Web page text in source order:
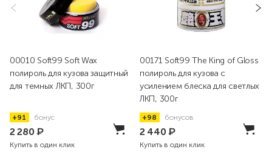
00010 Soft99 Soft Wax
полироль для кузова защитный
для темных ЛКП, 300г
+91 бонус
2 280₽
Купить в один клик
00171 Soft99 The King of Gloss
полироль для кузова с
усилением блеска для светлых
ЛКП, 300г
+98 бонусов
2 440₽
Купить в один клик